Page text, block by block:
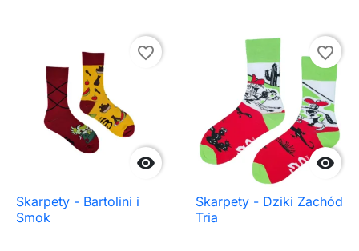

favorite_border
Skarpety - Bartolini i
Smok

favorite_border
Skarpety - Dziki Zachód
Tria